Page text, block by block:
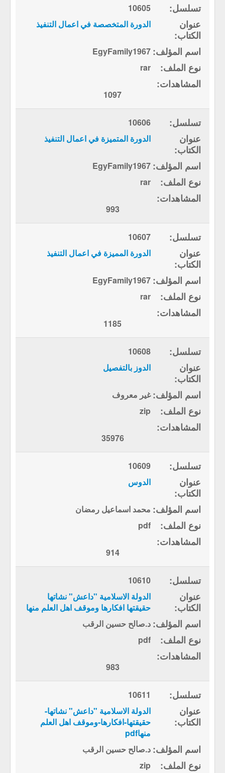
10605
الدورة المتخصصة في اعمال التنفيذ
EgyFamily1967
rar
1097
10606
الدورة المتميزة في اعمال التنفيذ
EgyFamily1967
rar
993
10607
الدورة المميزة في اعمال التنفيذ
EgyFamily1967
rar
1185
10608
الدوز بالتفصيل
غير معروف
zip
35976
10609
الدوس
محمد اسماعيل رمضان
pdf
914
10610
الدولة الاسلامية "داعش" نشاتها
حقيقتها افكارها وموقف اهل العلم منها
د.صالح حسين الرقب
pdf
983
10611
الدولة الاسلامية "داعش" نشاتها-
حقيقتها-افكارها-وموقف اهل العلم
منهاpdf
د.صالح حسين الرقب
zip